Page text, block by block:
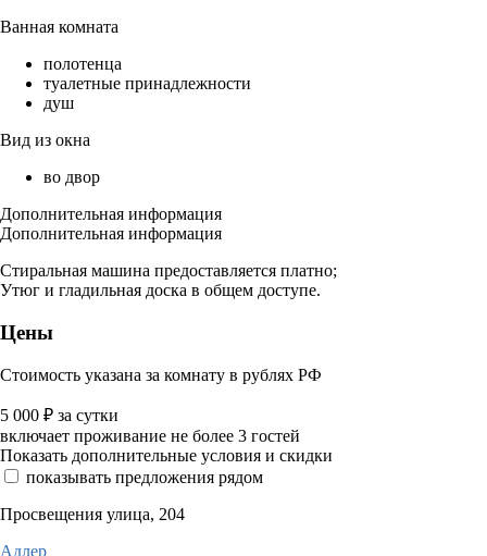
Ванная комната
полотенца
туалетные принадлежности
душ
Вид из окна
во двор
Дополнительная информация
Дополнительная информация
Стиральная машина предоставляется платно;
Утюг и гладильная доска в общем доступе.
Цены
Стоимость указана за комнату в рублях РФ
5 000 ₽ за сутки
включает проживание не более 3 гостей
Показать дополнительные условия и скидки
показывать предложения рядом
Просвещения улица, 204
Адлер